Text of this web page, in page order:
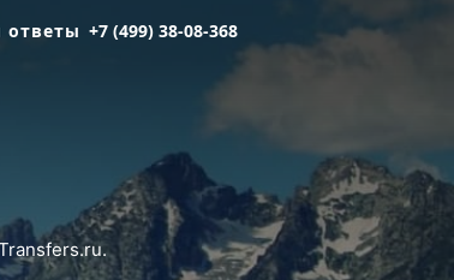
ответы +7 (499) 38-08-368